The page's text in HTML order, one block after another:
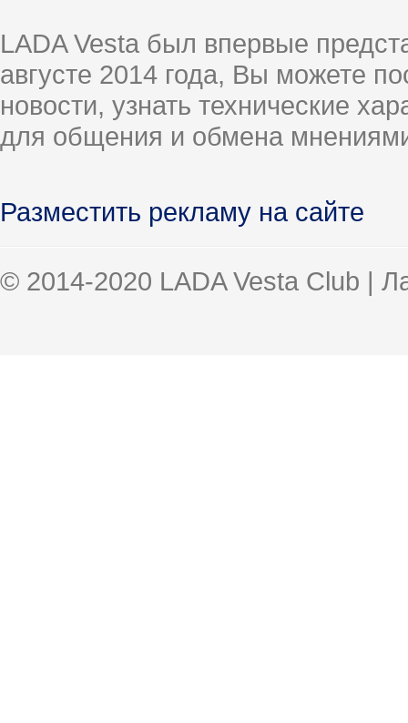
LADA Vesta был впервые
августе 2014 года, Вы можете
новости, узнать технические
для общения и обмена
Разместить рекламу на сайте
© 2014-2020 LADA Vesta Club |